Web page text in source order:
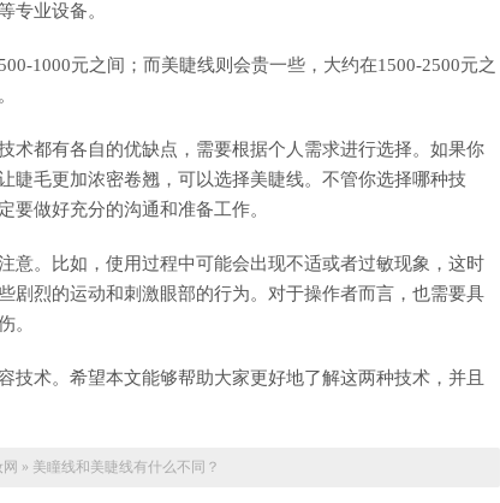
专业设备。
1000元之间；而美睫线则会贵一些，大约在1500-2500元之
术都有各自的优缺点，需要根据个人需求进行选择。如果你
睫毛更加浓密卷翘，可以选择美睫线。不管你选择哪种技
要做好充分的沟通和准备工作。
意。比如，使用过程中可能会出现不适或者过敏现象，这时
剧烈的运动和刺激眼部的行为。对于操作者而言，也需要具
。
技术。希望本文能够帮助大家更好地了解这两种技术，并且
» 美瞳线和美睫线有什么不同？